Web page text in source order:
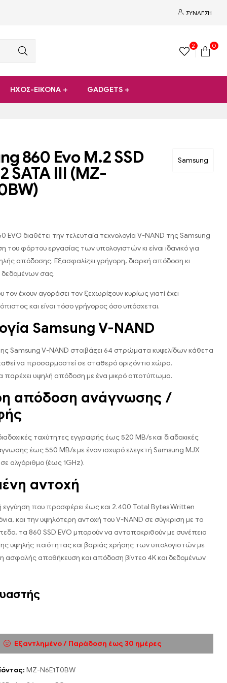
ΣΎΝΔΕΣΗ
2 0
ΗΧΟΣ-ΕΙΚΟΝΑ GADGETS
Samsung
860 Evo M.2 SSD
SATA III (MZ-
EVO διαθέτει την τελευταία τεχνολογία V-NAND της Samsung
του φόρτου εργασίας των υπολογιστών κι είναι ιδανικό για
απόδοσης. Εξασφαλίζει γρήγορη, διαρκή απόδοση κι
σας.
έχουν αγοράσει τον ξεχωρίζουν κυρίως γιατί έχει
και είναι τόσο γρήγορος όσο υπόσχεται.
Samsung V-NAND
Samsung V-NAND στοιβάζει 64 στρώματα κυψελίδων κάθετα
να προσαρμοστεί σε σταθερό οριζόντιο χώρο,
παρέχει υψηλή απόδοση με ένα μικρό αποτύπωμα.
απόδοση ανάγνωσης /
ταχύτητες εγγραφής έως 520 MB/s και διαδοχικές
έως 550 MB/s με έναν ισχυρό ελεγκτή Samsung MJX
αλγόριθμο (έως 1GHz).
αντοχή
εγγύηση που προσφέρει έως και 2.400 Total Bytes Written
και την υψηλότερη αντοχή του V-NAND σε σύγκριση με το
τα 860 SSD EVO μπορούν να ανταποκριθούν με συνέπεια
υψηλής ποιότητας και βαριάς χρήσης των υπολογιστών με
ασφαλής αποθήκευση και απόδοση βίντεο 4K και δεδομένων
Εξαντλημένο / Παράδοση έως 30 ημέρες
MZ-N6E1T0BW